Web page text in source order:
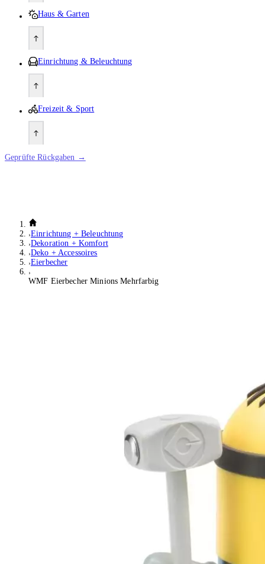
Haus & Garten
Einrichtung & Beleuchtung
Freizeit & Sport
Geprüfte Rückgaben →
Einrichtung + Beleuchtung
Dekoration + Komfort
Deko + Accessoires
Eierbecher
WMF Eierbecher Minions Mehrfarbig